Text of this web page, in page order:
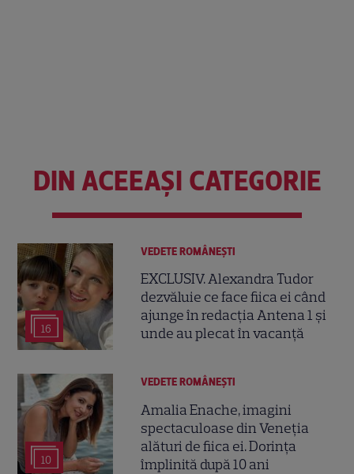
DIN ACEEAȘI CATEGORIE
16
VEDETE ROMÂNEŞTI
EXCLUSIV. Alexandra Tudor
dezvăluie ce face fiica ei când
ajunge în redacția Antena 1 și
unde au plecat în vacanță
10
VEDETE ROMÂNEŞTI
Amalia Enache, imagini
spectaculoase din Veneția
alături de fiica ei. Dorința
împlinită după 10 ani